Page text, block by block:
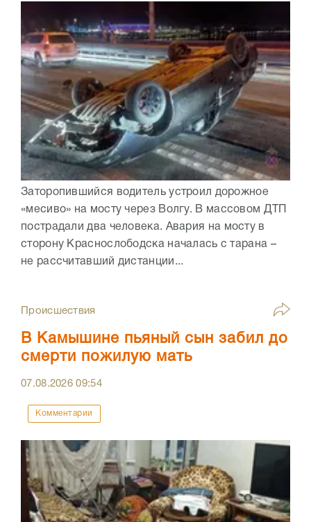
Заторопившийся водитель устроил дорожное
«месиво» на мосту через Волгу. В массовом ДТП
пострадали два человека. Авария на мосту в
сторону Краснослободска началась с тарана –
не рассчитавший дистанции...
Происшествия
В Камышине пьяный сын забил до
смерти пожилую мать
07.08.202609:54
Комментарии